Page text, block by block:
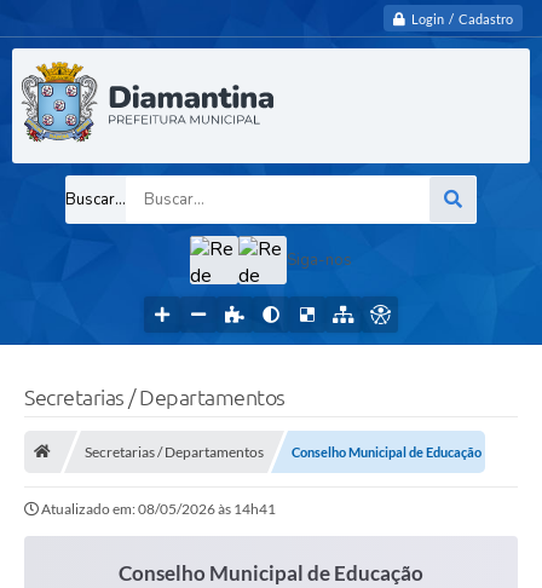
Login / Cadastro
Buscar...
Siga-nos
Secretarias / Departamentos
Secretarias / Departamentos Conselho Municipal de Educação
Atualizado em: 08/05/2026 às 14h41
Conselho Municipal de Educação